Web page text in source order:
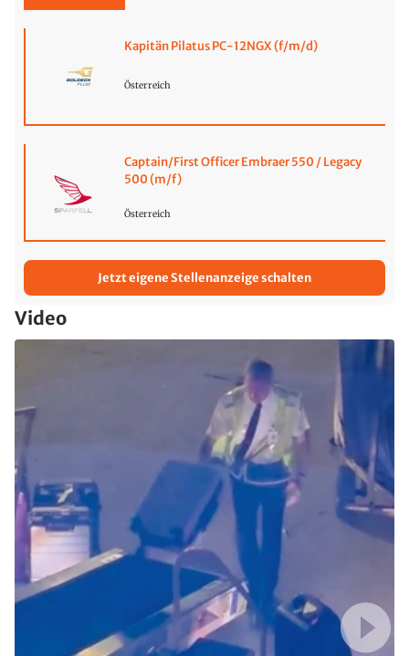
Kapitän Pilatus PC-12NGX (f/m/d)
Österreich
Captain/First Officer Embraer 550 / Legacy
500 (m/f)
Österreich
Jetzt eigene Stellenanzeige schalten
Video